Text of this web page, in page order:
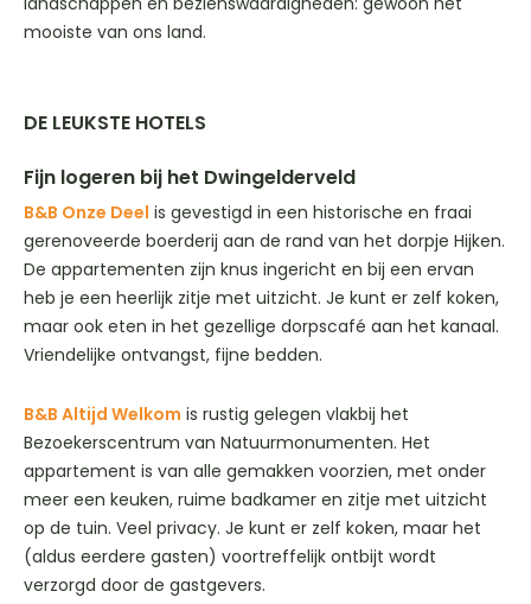
mooiste van ons land.
DE LEUKSTE HOTELS
Fijn logeren bij het Dwingelderveld
B&B Onze Deel is gevestigd in een historische en fraai
gerenoveerde boerderij aan de rand van het dorpje Hijken.
De appartementen zijn knus ingericht en bij een ervan
heb je een heerlijk zitje met uitzicht. Je kunt er zelf koken,
maar ook eten in het gezellige dorpscafé aan het kanaal.
Vriendelijke ontvangst, fijne bedden.
B&B Altijd Welkom is rustig gelegen vlakbij het
Bezoekerscentrum van Natuurmonumenten. Het
appartement is van alle gemakken voorzien, met onder
meer een keuken, ruime badkamer en zitje met uitzicht
op de tuin. Veel privacy. Je kunt er zelf koken, maar het
(aldus eerdere gasten) voortreffelijk ontbijt wordt
verzorgd door de gastgevers.